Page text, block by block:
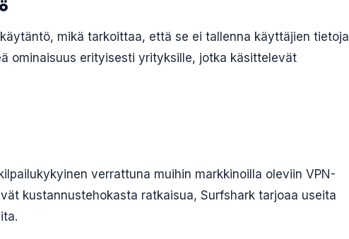
mikä tarkoittaa, että se ei tallenna käyttäjien tietoja
ominaisuus erityisesti yrityksille, jotka käsittelevät
verrattuna muihin markkinoilla oleviin VPN-
kustannustehokasta ratkaisua, Surfshark tarjoaa useita